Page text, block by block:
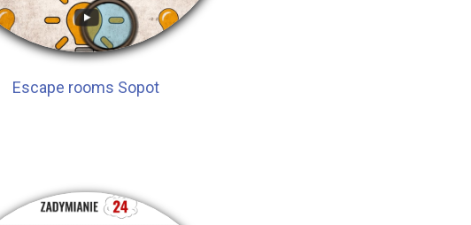
Escape rooms Sopot